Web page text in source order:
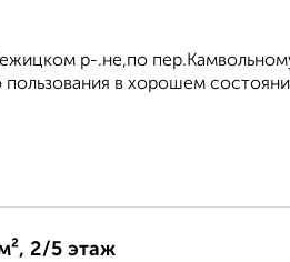
р-.не,по
пользования в хорошем
2/5 этаж